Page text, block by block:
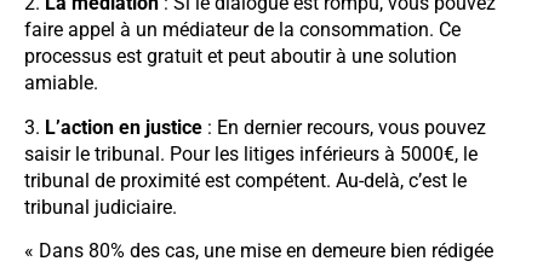
faire appel à un médiateur de la consommation. Ce
processus est gratuit et peut aboutir à une solution
amiable.
3. L’action en justice : En dernier recours, vous pouvez
saisir le tribunal. Pour les litiges inférieurs à 5000€, le
tribunal de proximité est compétent. Au-delà, c’est le
tribunal judiciaire.
« Dans 80% des cas, une mise en demeure bien rédigée